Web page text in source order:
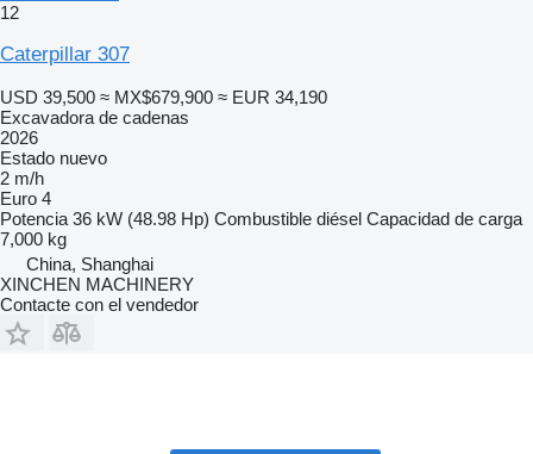
12
Caterpillar 307
USD 39,500 ≈ MX$679,900 ≈ EUR 34,190
Excavadora de cadenas
2026
Estado nuevo
2 m/h
Euro 4
Potencia 36 kW (48.98 Hp) Combustible diésel Capacidad de carga
7,000 kg
China, Shanghai
XINCHEN MACHINERY
Contacte con el vendedor